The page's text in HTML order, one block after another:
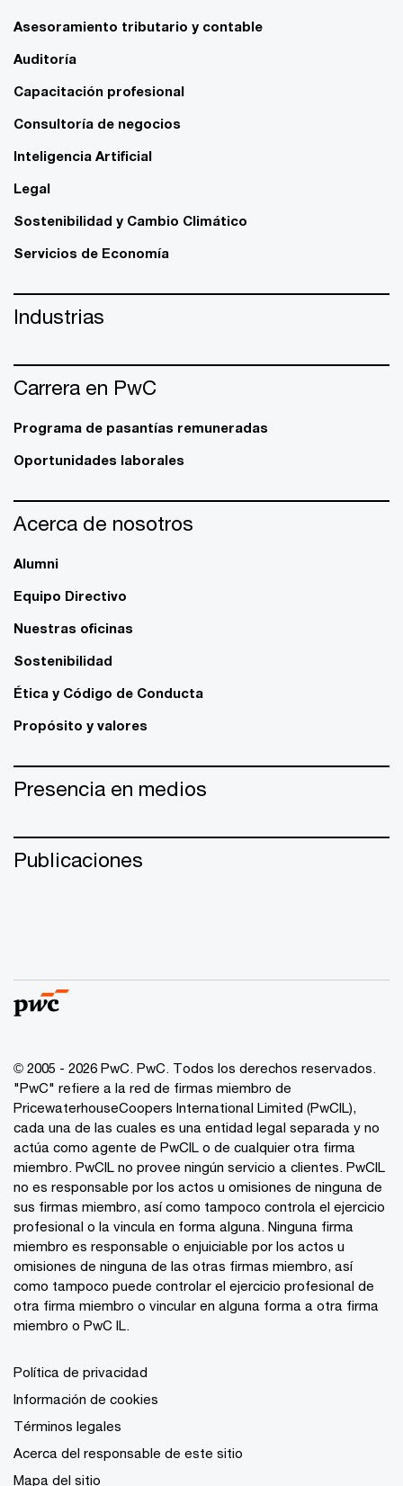
Asesoramiento tributario y contable
Auditoría
Capacitación profesional
Consultoría de negocios
Inteligencia Artificial
Legal
Sostenibilidad y Cambio Climático
Servicios de Economía
Industrias
Carrera en PwC
Programa de pasantías remuneradas
Oportunidades laborales
Acerca de nosotros
Alumni
Equipo Directivo
Nuestras oficinas
Sostenibilidad
Ética y Código de Conducta
Propósito y valores
Presencia en medios
Publicaciones
© 2005 - 2026 PwC. PwC. Todos los derechos reservados.
"PwC" refiere a la red de firmas miembro de
PricewaterhouseCoopers International Limited (PwCIL),
cada una de las cuales es una entidad legal separada y no
actúa como agente de PwCIL o de cualquier otra firma
miembro. PwCIL no provee ningún servicio a clientes. PwCIL
no es responsable por los actos u omisiones de ninguna de
sus firmas miembro, así como tampoco controla el ejercicio
profesional o la vincula en forma alguna. Ninguna firma
miembro es responsable o enjuiciable por los actos u
omisiones de ninguna de las otras firmas miembro, así
como tampoco puede controlar el ejercicio profesional de
otra firma miembro o vincular en alguna forma a otra firma
miembro o PwC IL.
Política de privacidad
Información de cookies
Términos legales
Acerca del responsable de este sitio
Mapa del sitio